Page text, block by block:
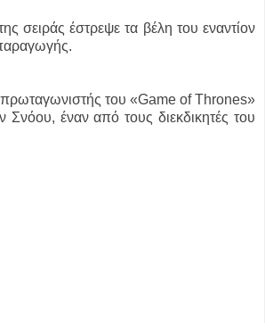
σειράς έστρεψε τα βέλη του εναντίον
πρωταγωνιστής του «Game of Thrones»
Σνόου, έναν από τους διεκδικητές του